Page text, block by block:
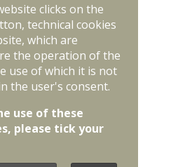
clicks on the
technical cookies
which are
the operation of the
use of which it is not
the user's consent.
use of these
please tick your